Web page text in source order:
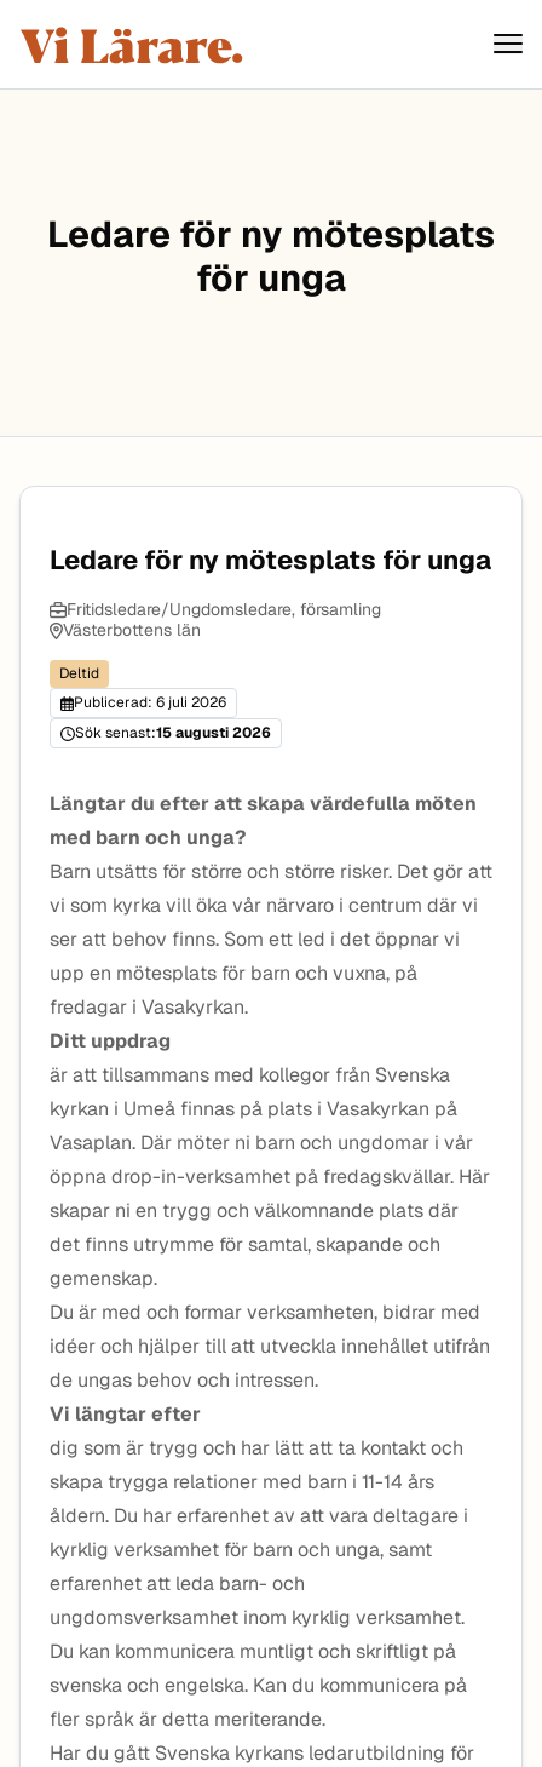
Hoppa till innehåll
ViLärare
Ledare för ny mötesplats
för unga
Ledare för ny mötesplats för unga
Fritidsledare/Ungdomsledare, församling
Västerbottens län
Deltid
Publicerad: 6 juli 2026
Sök senast:15 augusti 2026
Längtar du efter att skapa värdefulla möten
med barn och unga?
Barn utsätts för större och större risker. Det gör att
vi som kyrka vill öka vår närvaro i centrum där vi
ser att behov finns. Som ett led i det öppnar vi
upp en mötesplats för barn och vuxna, på
fredagar i Vasakyrkan.
Ditt uppdrag
är att tillsammans med kollegor från Svenska
kyrkan i Umeå finnas på plats i Vasakyrkan på
Vasaplan. Där möter ni barn och ungdomar i vår
öppna drop-in-verksamhet på fredagskvällar. Här
skapar ni en trygg och välkomnande plats där
det finns utrymme för samtal, skapande och
gemenskap.
Du är med och formar verksamheten, bidrar med
idéer och hjälper till att utveckla innehållet utifrån
de ungas behov och intressen.
Vi längtar efter
dig som är trygg och har lätt att ta kontakt och
skapa trygga relationer med barn i 11-14 års
åldern. Du har erfarenhet av att vara deltagare i
kyrklig verksamhet för barn och unga, samt
erfarenhet att leda barn- och
ungdomsverksamhet inom kyrklig verksamhet.
Du kan kommunicera muntligt och skriftligt på
svenska och engelska. Kan du kommunicera på
fler språk är detta meriterande.
Har du gått Svenska kyrkans ledarutbildning för